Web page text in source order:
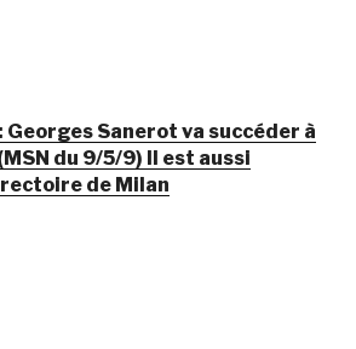
Georges Sanerot va succéder à
du 9/5/9) Il est aussi
de Milan